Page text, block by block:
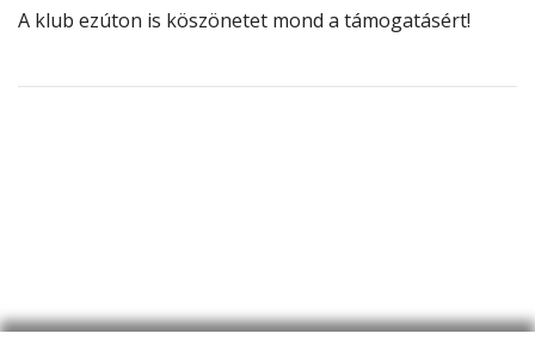
A klub ezúton is köszönetet mond a támogatásért!